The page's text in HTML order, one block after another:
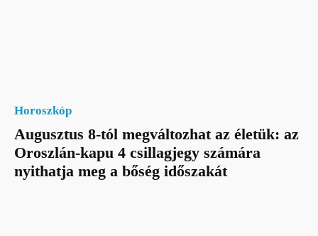
Horoszkóp
Augusztus 8-tól megváltozhat az életük: az
Oroszlán-kapu 4 csillagjegy számára
nyithatja meg a bőség időszakát